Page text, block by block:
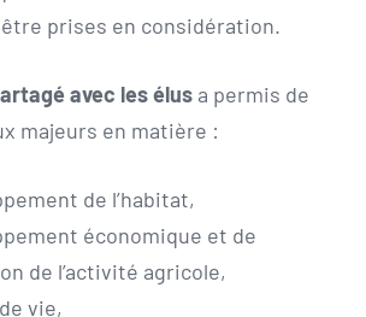
prises en considération.
avec les élus a permis de
majeurs en matière :
de l’habitat,
économique et de
de l’activité agricole,
vie,